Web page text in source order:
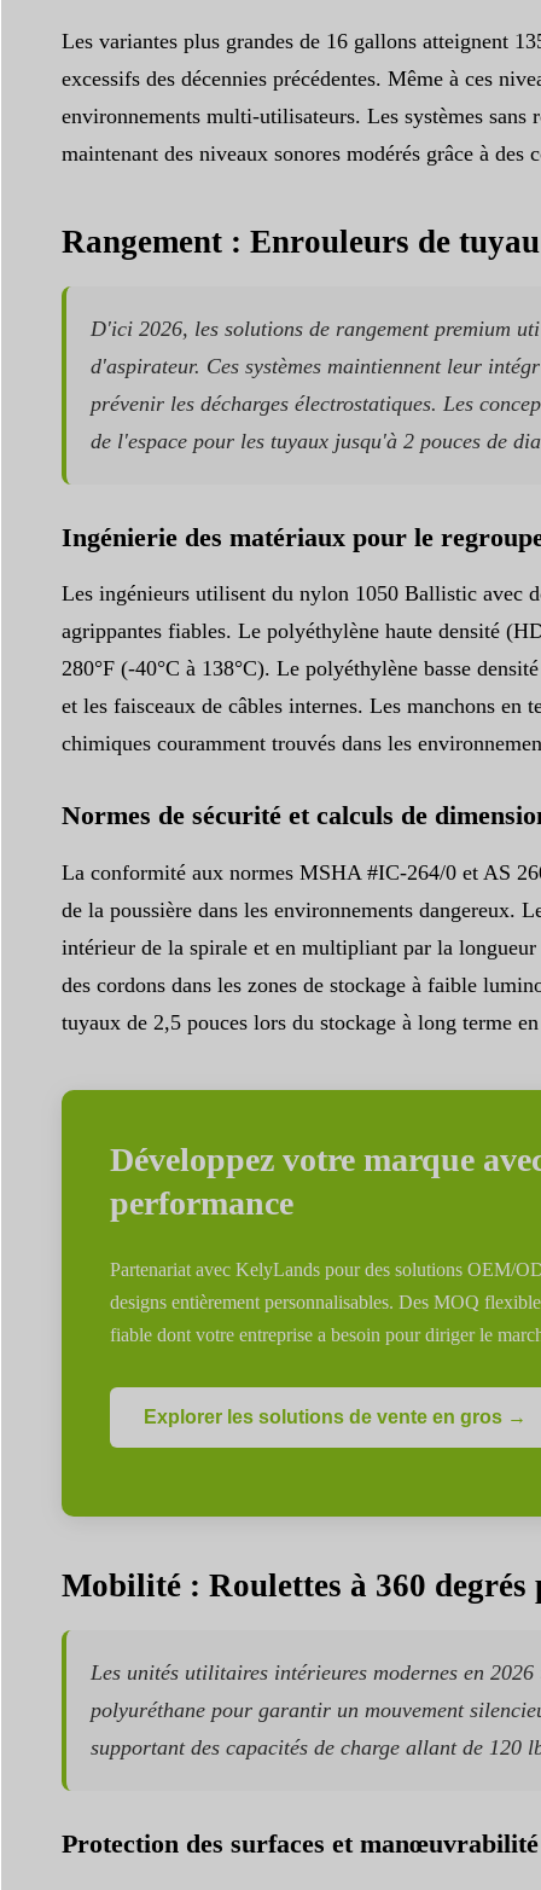
Les variantes plus grandes de 16 gallons atteignent
excessifs des décennies précédentes. Même à ces
environnements multi-utilisateurs. Les systèmes
maintenant des niveaux sonores modérés grâce à
Rangement : Enrouleurs de
D'ici 2026, les solutions de rangement premium
d'aspirateur. Ces systèmes maintiennent leur
prévenir les décharges électrostatiques. Les
de l'espace pour les tuyaux jusqu'à 2 pouces de
Ingénierie des matériaux pour le
Les ingénieurs utilisent du nylon 1050 Ballistic avec
agrippantes fiables. Le polyéthylène haute densité
280°F (-40°C à 138°C). Le polyéthylène basse
et les faisceaux de câbles internes. Les manchons en
chimiques couramment trouvés dans les
Normes de sécurité et calculs de
La conformité aux normes MSHA #IC-264/0 et AS
de la poussière dans les environnements dangereux.
intérieur de la spirale et en multipliant par la
des cordons dans les zones de stockage à faible
tuyaux de 2,5 pouces lors du stockage à long terme
Développez votre marque
performance
Partenariat avec KelyLands pour des solutions OEM/
designs entièrement personnalisables. Des MOQ
fiable dont votre entreprise a besoin pour diriger le
Explorer les solutions de vente en gros →
Mobilité : Roulettes à 360
Les unités utilitaires intérieures modernes en
polyuréthane pour garantir un mouvement
supportant des capacités de charge allant de
Protection des surfaces et